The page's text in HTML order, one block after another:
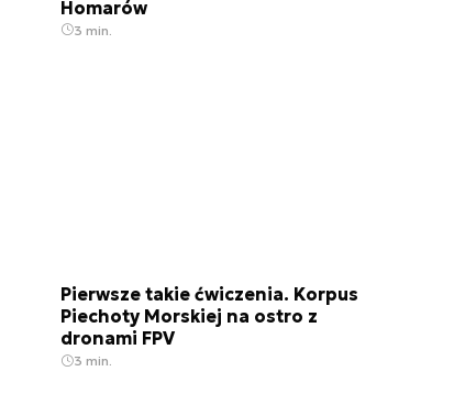
Homarów
3 min.
Pierwsze takie ćwiczenia. Korpus
Piechoty Morskiej na ostro z
dronami FPV
3 min.